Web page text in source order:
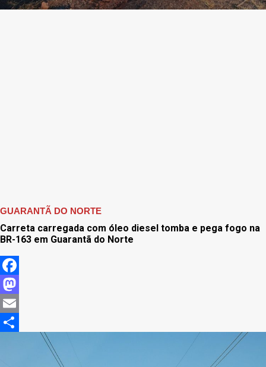
GUARANTÃ DO NORTE
Carreta carregada com óleo diesel tomba e pega fogo na
BR-163 em Guarantã do Norte
Facebook
Mastodon
Email